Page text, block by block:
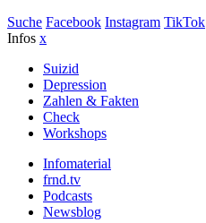
Suche Facebook Instagram TikTok
Infos x
Suizid
Depression
Zahlen & Fakten
Check
Workshops
Infomaterial
frnd.tv
Podcasts
Newsblog